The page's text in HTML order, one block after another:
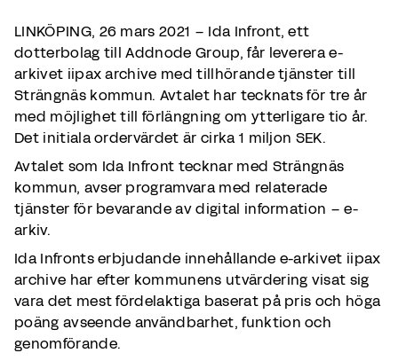
LINKÖPING, 26 mars 2021 – Ida Infront, ett
dotterbolag till Addnode Group, får leverera e-
arkivet iipax archive med tillhörande tjänster till
Strängnäs kommun. Avtalet har tecknats för tre år
med möjlighet till förlängning om ytterligare tio år.
Det initiala ordervärdet är cirka 1 miljon SEK.
Avtalet som Ida Infront tecknar med Strängnäs
kommun, avser programvara med relaterade
tjänster för bevarande av digital information – e-
arkiv.
Ida Infronts erbjudande innehållande e-arkivet iipax
archive har efter kommunens utvärdering visat sig
vara det mest fördelaktiga baserat på pris och höga
poäng avseende användbarhet, funktion och
genomförande.